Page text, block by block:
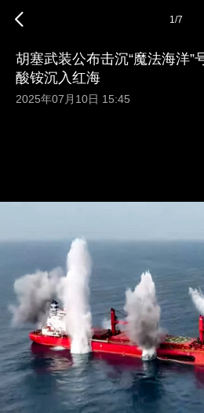
1/7
胡塞武装公布击沉“魔法海洋”
酸铵沉入红海
2025年07月10日 15:45